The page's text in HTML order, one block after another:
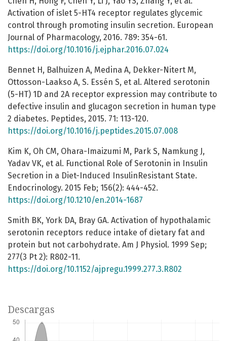
Activation of islet 5-HT4 receptor regulates glycemic
control through promoting insulin secretion. European
Journal of Pharmacology, 2016. 789: 354-61.
https://doi.org/10.1016/j.ejphar.2016.07.024
Bennet H, Balhuizen A, Medina A, Dekker-Nitert M,
Ottosson-Laakso A, S. Essén S, et al. Altered serotonin
(5-HT) 1D and 2A receptor expression may contribute to
defective insulin and glucagon secretion in human type
2 diabetes. Peptides, 2015. 71: 113-120.
https://doi.org/10.1016/j.peptides.2015.07.008
Kim K, Oh CM, Ohara-Imaizumi M, Park S, Namkung J,
Yadav VK, et al. Functional Role of Serotonin in Insulin
Secretion in a Diet-Induced InsulinResistant State.
Endocrinology. 2015 Feb; 156(2): 444-452.
https://doi.org/10.1210/en.2014-1687
Smith BK, York DA, Bray GA. Activation of hypothalamic
serotonin receptors reduce intake of dietary fat and
protein but not carbohydrate. Am J Physiol. 1999 Sep;
277(3 Pt 2): R802-11.
https://doi.org/10.1152/ajpregu.1999.277.3.R802
Descargas